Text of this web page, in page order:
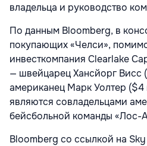
владельца и руководство
По данным Bloomberg, в
покупающих «Челси»,
инвесткомпания Clearlake
— швейцарец Хансйорг Висс
американец Марк Уолтер
являются совладельцами
бейсбольной команды «Лос-
Bloomberg со ссылкой на Sky